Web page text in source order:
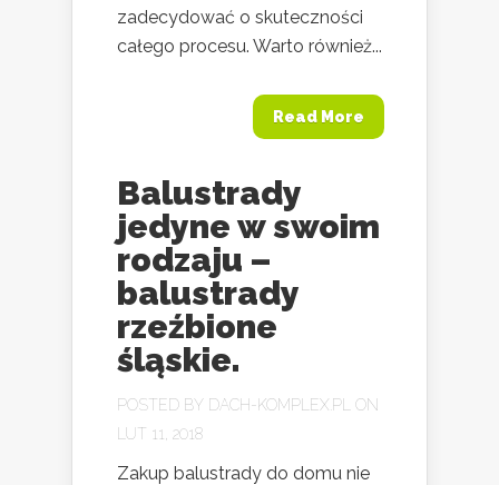
zadecydować o skuteczności
całego procesu. Warto również...
Read More
Balustrady
jedyne w swoim
rodzaju –
balustrady
rzeźbione
śląskie.
POSTED BY DACH-KOMPLEX.PL
ON
LUT 11, 2018
Zakup balustrady do domu nie